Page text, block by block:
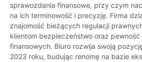
sprawozdania finansowe, przy czym
na ich terminowość i precyzję. Firma
znajomość bieżących regulacji
klientom bezpieczeństwo oraz
finansowych. Biuro rozwija swoją
2023 roku, budując renomę na bazie